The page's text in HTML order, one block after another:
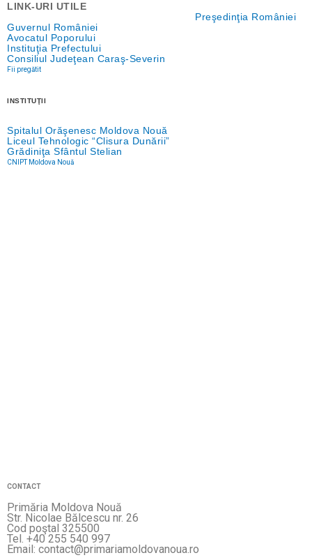
LINK-URI UTILE
Preşedinţia României
Guvernul României
Avocatul Poporului
Instituţia Prefectului
Consiliul Judeţean Caraş-Severin
Fii pregătit
INSTITUŢII
Spitalul Orăşenesc Moldova Nouă
Liceul Tehnologic “Clisura Dunării”
Grădiniţa Sfântul Stelian
CNIPT Moldova Nouă
CONTACT
Primăria Moldova Nouă
Str. Nicolae Bălcescu nr. 26
Cod poştal 325500
Tel. +40 255 540 997
Email: contact@primariamoldovanoua.ro